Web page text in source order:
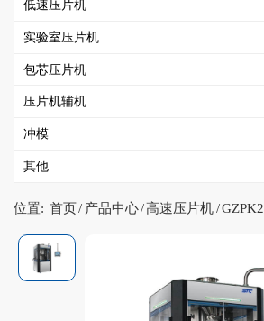
低速压片机
实验室压片机
包芯压片机
压片机辅机
冲模
其他
位置: 首页/ 产品中心/高速压片机/